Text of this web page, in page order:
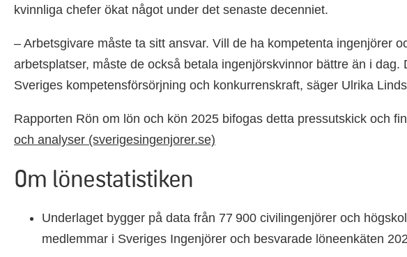
kvinnliga chefer ökat något under det senaste decenniet.
– Arbetsgivare måste ta sitt ansvar. Vill de ha kompetenta ingenjörer
arbetsplatser, måste de också betala ingenjörskvinnor bättre än i dag.
Sveriges kompetensförsörjning och konkurrenskraft, säger Ulrika
Rapporten Rön om lön och kön 2025 bifogas detta pressutskick och
och analyser (sverigesingenjorer.se)
Om lönestatistiken
Underlaget bygger på data från 77 900 civilingenjörer och
medlemmar i Sveriges Ingenjörer och besvarade löneenkäten